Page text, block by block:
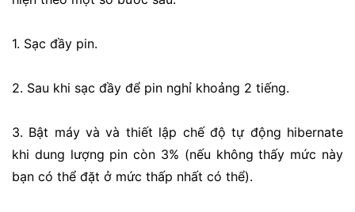
1. Sạc đầy pin.
2. Sau khi sạc đầy để pin nghỉ khoảng 2 tiếng.
3. Bật máy và và thiết lập chế độ tự động hibernate
khi dung lượng pin còn 3% (nếu không thấy mức này
bạn có thể đặt ở mức thấp nhất có thể).